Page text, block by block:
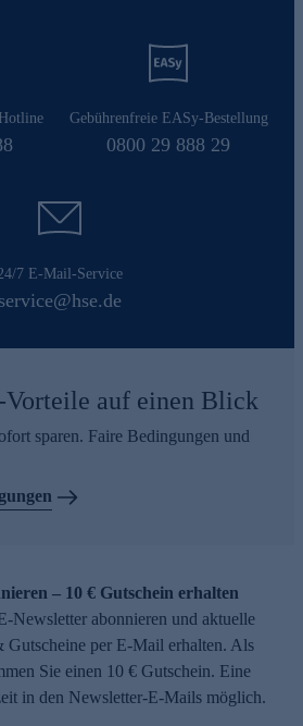
Gebührenfreie EASy-Bestellung
0800 29 888 29
7 E-Mail-Service
service@hse.de
Vorteile auf einen Blick
sparen. Faire Bedingungen und
– 10 € Gutschein erhalten
Newsletter abonnieren und aktuelle
Gutscheine per E-Mail erhalten. Als
Sie einen 10 € Gutschein. Eine
in den Newsletter-E-Mails möglich.